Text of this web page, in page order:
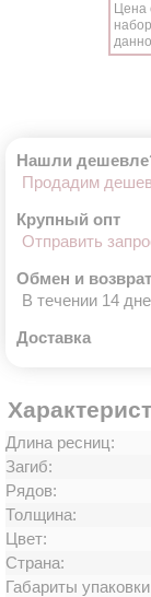
Цена
Нашли
Продадим
Крупный опт
Отправить
Обмен и возврат
В течении 14
Доставка
Длина ресниц:
Загиб:
Рядов:
Толщина:
Цвет:
Страна:
Габариты